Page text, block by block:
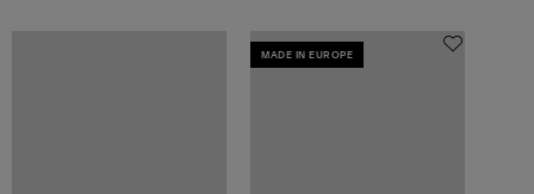
MADE IN EUROPE